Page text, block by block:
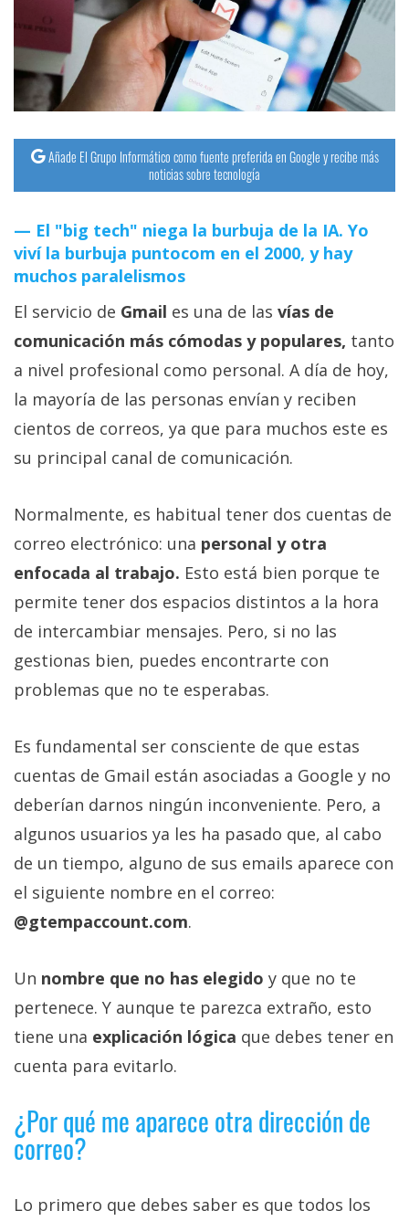
Operadores
Trucos
y
Tutoriales
Sistemas
operativos
Profesional
+
Más
temas
Foros
Contacto
/
Sobre
nosotros
/
/
Cambiar
opciones
de
privacidad
/
Legal
comunicación
digital donde
encontrarás
todas las
noticias sobre
tecnología,
móviles,
apps,
informática,
videojuegos,
comparativas,
tutoriales.
Añade El Grupo Informático como fuente preferida en Google y recibe más
noticias sobre tecnología
El "big tech" niega la burbuja de la IA. Yo
viví la burbuja puntocom en el 2000, y hay
muchos paralelismos
El servicio de Gmail es una de las vías de
comunicación más cómodas y populares, tanto
a nivel profesional como personal. A día de hoy,
la mayoría de las personas envían y reciben
cientos de correos, ya que para muchos este es
su principal canal de comunicación.
Normalmente, es habitual tener dos cuentas de
correo electrónico: una personal y otra
enfocada al trabajo. Esto está bien porque te
permite tener dos espacios distintos a la hora
de intercambiar mensajes. Pero, si no las
gestionas bien, puedes encontrarte con
problemas que no te esperabas.
Es fundamental ser consciente de que estas
cuentas de Gmail están asociadas a Google y no
deberían darnos ningún inconveniente. Pero, a
algunos usuarios ya les ha pasado que, al cabo
de un tiempo, alguno de sus emails aparece con
el siguiente nombre en el correo:
@gtempaccount.com.
Un nombre que no has elegido y que no te
pertenece. Y aunque te parezca extraño, esto
tiene una explicación lógica que debes tener en
cuenta para evitarlo.
¿Por qué me aparece otra dirección de
correo?
Lo primero que debes saber es que todos los